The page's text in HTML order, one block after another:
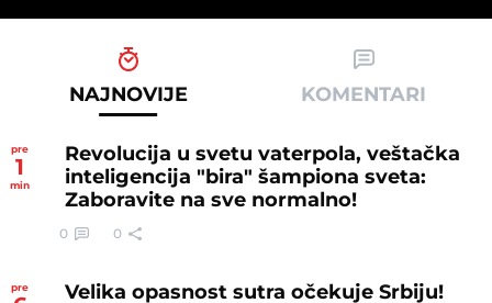
VESTI 0:44
Pogledajte kako se Rumuni provode na
Dunavu: Ovakvu žurku Dunav JOŠ NIJE